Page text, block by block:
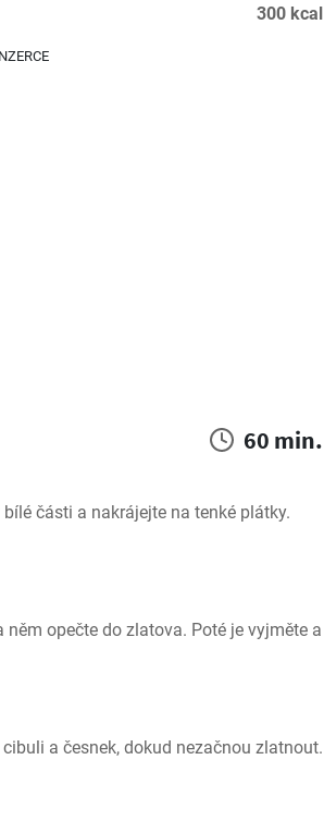
300 kcal
60 min.
části a nakrájejte na tenké plátky.
opečte do zlatova. Poté je vyjměte a
a česnek, dokud nezačnou zlatnout.